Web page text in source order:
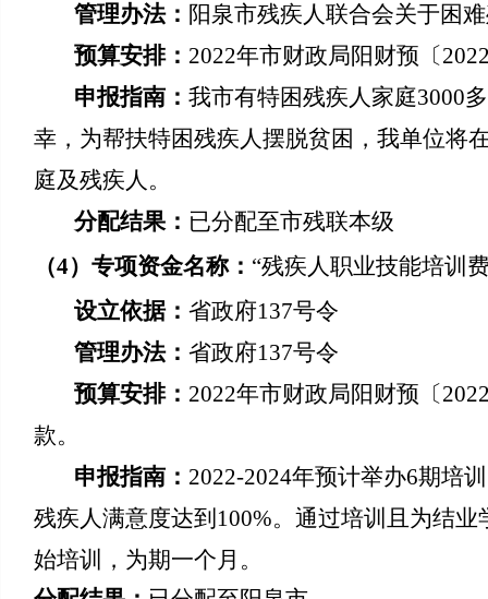
管理办法： 阳泉市残疾人联合会关于
预算安排： 2022年市财政局阳财预〔20
申报指南： 我市有特困残疾人家庭3000
幸，为帮扶特困残疾人摆脱贫困，我单位将
庭及残疾人。
分配结果： 已分配至市残联本级
（4） 专项资金名称： “残疾人职业技能培训
设立依据： 省政府137号令
管理办法： 省政府137号令
预算安排： 2022年市财政局阳财预〔20
款。
申报指南： 2022-2024年预计举办6期培
残疾人满意度达到100%。通过培训且为结
始培训，为期一个月。